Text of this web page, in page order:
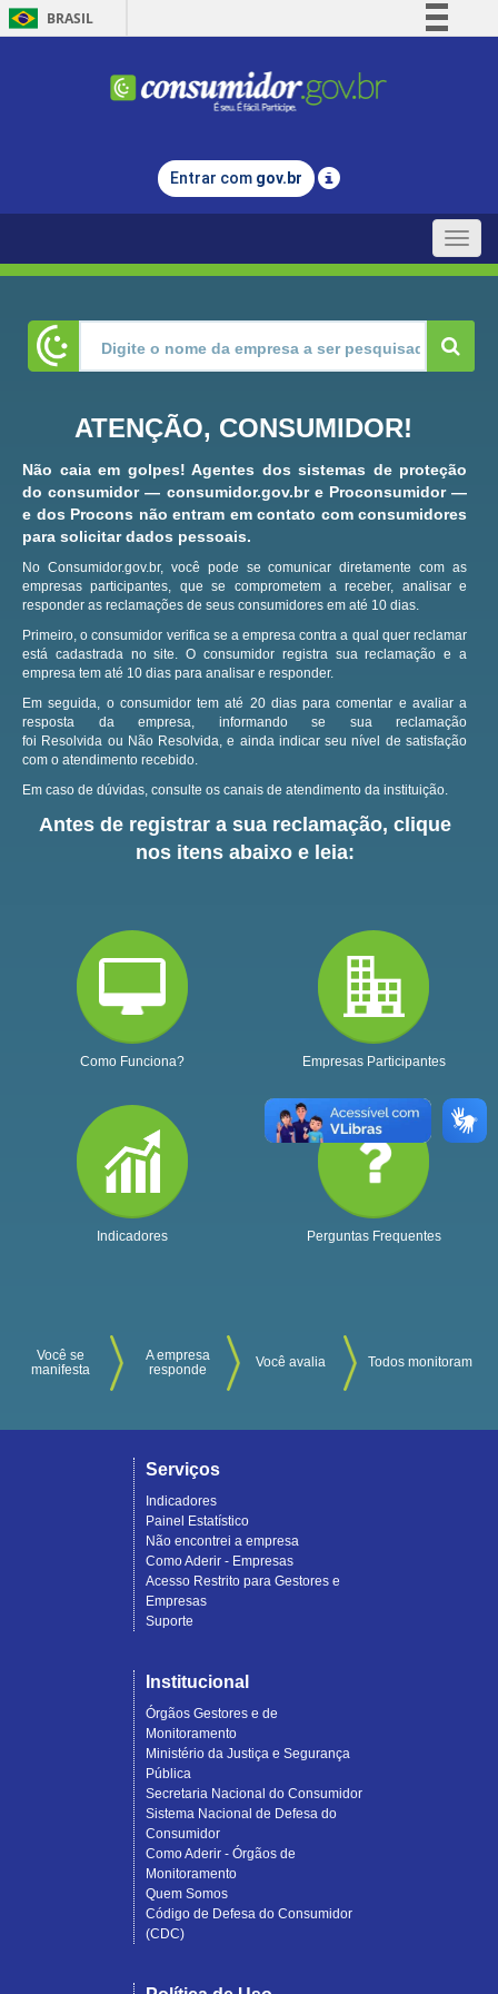
BRASIL
Comunica BR
Legislação
Entrar com gov.br
Toggle
ATENÇÃO, CONSUMIDOR!
Não caia em golpes! Agentes dos sistemas de proteção
do consumidor — consumidor.gov.br e Proconsumidor —
e dos Procons não entram em contato com consumidores
para solicitar dados pessoais.
No Consumidor.gov.br, você pode se comunicar diretamente com as
empresas participantes, que se comprometem a receber, analisar e
responder as reclamações de seus consumidores em até 10 dias.
Primeiro, o consumidor verifica se a empresa contra a qual quer reclamar
está cadastrada no site.O consumidor registra sua reclamação e a
empresa tem até 10 dias para analisar e responder.
Em seguida, o consumidor tem até 20 dias para comentar e avaliar a
resposta da empresa, informando se sua reclamação
foi Resolvida ou Não Resolvida, e ainda indicar seu nível de satisfação
com o atendimento recebido.
Em caso de dúvidas, consulte os canais de atendimento da instituição.
Antes de registrar a sua reclamação, clique
nos itens abaixo e leia:
Como Funciona? Empresas Participantes
Indicadores Perguntas Frequentes
Você se
manifesta
A empresa
responde
Você avalia Todos monitoram
Serviços
Indicadores
Painel Estatístico
Não encontrei a empresa
Como Aderir - Empresas
Acesso Restrito para Gestores e
Empresas
Suporte
Institucional
Órgãos Gestores e de
Monitoramento
Ministério da Justiça e Segurança
Pública
Secretaria Nacional do Consumidor
Sistema Nacional de Defesa do
Consumidor
Como Aderir - Órgãos de
Monitoramento
Quem Somos
Código de Defesa do Consumidor
(CDC)